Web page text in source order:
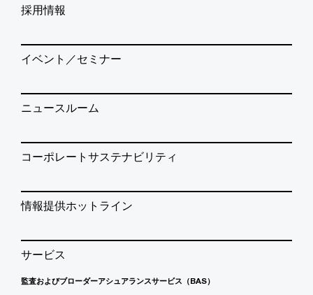
採用情報
イベント／セミナー
ニュースルーム
コーポレートサステナビリティ
情報提供ホットライン
サービス
監査およびブローダーアシュアランスサービス（BAS）